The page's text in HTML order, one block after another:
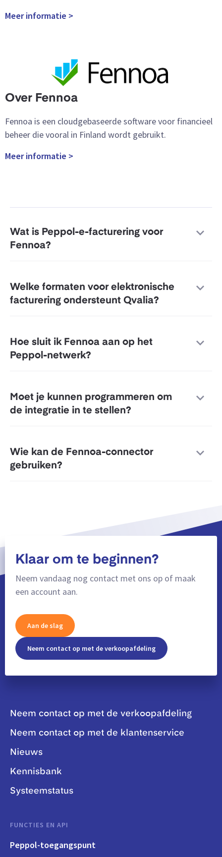
Meer informatie >
Over Fennoa
Fennoa is een cloudgebaseerde software voor financieel
beheer die vooral in Finland wordt gebruikt.
Meer informatie >
Wat is Peppol-e-facturering voor
Fennoa?
Welke formaten voor elektronische
facturering ondersteunt Qvalia?
Hoe sluit ik Fennoa aan op het
Peppol-netwerk?
Moet je kunnen programmeren om
de integratie in te stellen?
Wie kan de Fennoa-connector
gebruiken?
Klaar om te beginnen?
Neem vandaag nog contact met ons op of maak
een account aan.
Aan de slag
Neem contact op met de verkoopafdeling
Neem contact op met de verkoopafdeling
Neem contact op met de klantenservice
Nieuws
Kennisbank
Systeemstatus
FUNCTIES EN API
Peppol-toegangspunt